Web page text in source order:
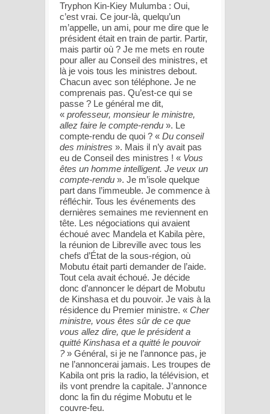
Tryphon Kin-Kiey Mulumba : Oui,
c’est vrai. Ce jour-là, quelqu’un
m’appelle, un ami, pour me dire que le
président était en train de partir. Partir,
mais partir où ? Je me mets en route
pour aller au Conseil des ministres, et
là je vois tous les ministres debout.
Chacun avec son téléphone. Je ne
comprenais pas. Qu’est-ce qui se
passe ? Le général me dit,
« professeur, monsieur le ministre,
allez faire le compte-rendu ». Le
compte-rendu de quoi ? « Du conseil
des ministres ». Mais il n’y avait pas
eu de Conseil des ministres ! « Vous
êtes un homme intelligent. Je veux un
compte-rendu ». Je m’isole quelque
part dans l’immeuble. Je commence à
réfléchir. Tous les événements des
dernières semaines me reviennent en
tête. Les négociations qui avaient
échoué avec Mandela et Kabila père,
la réunion de Libreville avec tous les
chefs d’État de la sous-région, où
Mobutu était parti demander de l’aide.
Tout cela avait échoué. Je décide
donc d’annoncer le départ de Mobutu
de Kinshasa et du pouvoir. Je vais à la
résidence du Premier ministre. « Cher
ministre, vous êtes sûr de ce que
vous allez dire, que le président a
quitté Kinshasa et a quitté le pouvoir
?» Général, si je ne l’annonce pas, je
ne l’annoncerai jamais. Les troupes de
Kabila ont pris la radio, la télévision, et
ils vont prendre la capitale. J’annonce
donc la fin du régime Mobutu et le
couvre-feu.